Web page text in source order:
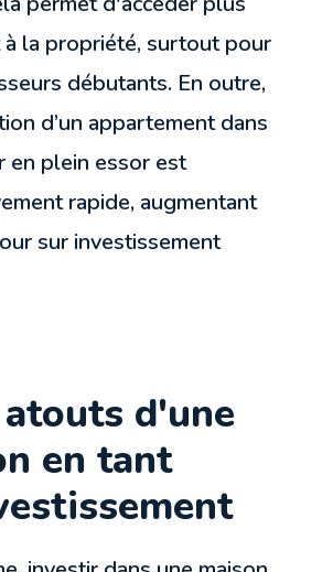
à la propriété, surtout pour
débutants. En outre,
d’un appartement dans
en plein essor est
rapide, augmentant
sur investissement
d'une
en tant